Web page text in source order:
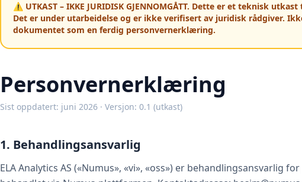
⚠️ UTKAST – IKKE JURIDISK GJENNOMGÅTT. Dette er et teknisk
Det er under utarbeidelse og er ikke verifisert av juridisk rådgiver.
dokumentet som en ferdig personvernerklæring.
Personvernerklæring
Sist oppdatert: juni 2026 · Versjon: 0.1 (utkast)
1. Behandlingsansvarlig
ELA Analytics AS («Numus», «vi», «oss») er behandlingsansvarlig